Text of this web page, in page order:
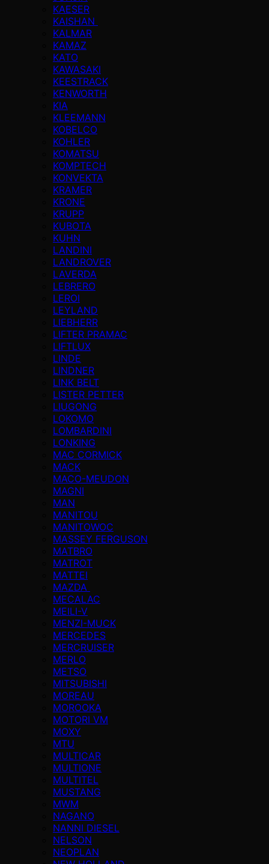
KAESER
KAISHAN
KALMAR
KAMAZ
KATO
KAWASAKI
KEESTRACK
KENWORTH
KIA
KLEEMANN
KOBELCO
KOHLER
KOMATSU
KOMPTECH
KONVEKTA
KRAMER
KRONE
KRUPP
KUBOTA
KUHN
LANDINI
LANDROVER
LAVERDA
LEBRERO
LEROI
LEYLAND
LIEBHERR
LIFTER PRAMAC
LIFTLUX
LINDE
LINDNER
LINK BELT
LISTER PETTER
LIUGONG
LOKOMO
LOMBARDINI
LONKING
MAC CORMICK
MACK
MACO-MEUDON
MAGNI
MAN
MANITOU
MANITOWOC
MASSEY FERGUSON
MATBRO
MATROT
MATTEI
MAZDA
MECALAC
MEILI-V
MENZI-MUCK
MERCEDES
MERCRUISER
MERLO
METSO
MITSUBISHI
MOREAU
MOROOKA
MOTORI VM
MOXY
MTU
MULTICAR
MULTIONE
MULTITEL
MUSTANG
MWM
NAGANO
NANNI DIESEL
NELSON
NEOPLAN